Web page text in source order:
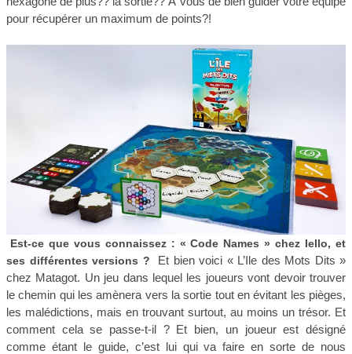
pour récupérer un maximum de points?!
Est-ce que vous connaissez : « Code Names » chez Iello, et
ses différentes versions ?
Et bien voici « L’Ile des Mots Dits »
chez Matagot. Un jeu dans lequel les joueurs vont devoir trouver
le chemin qui les amènera vers la sortie tout en évitant les pièges,
les malédictions, mais en trouvant surtout, au moins un trésor. Et
comment cela se passe-t-il ? Et bien, un joueur est désigné
comme étant le guide, c’est lui qui va faire en sorte de nous